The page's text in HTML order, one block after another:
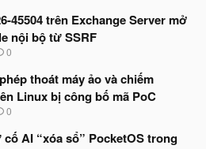
45504 trên Exchange Server mở
nội bộ từ SSRF
0
thoát máy ảo và chiếm
Linux bị công bố mã PoC
0
cố AI “xóa sổ” PocketOS trong